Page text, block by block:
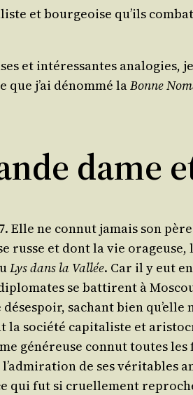
et bour­geoise qu’ils
et inté­res­santes
que j’ai dénom­mé laBonne
dame
Elle ne connut jamais son
russe et dont la vie
Lys dans la Val­lée. Car il y eut
se bat­tirent à
déses­poir, sachant bien
socié­té capi­ta­liste et
géné­reuse connut toutes
de ses véri­tables
qui fut si cruel­le­ment